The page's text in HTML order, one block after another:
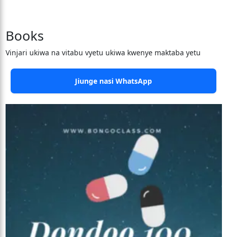
Books
Vinjari ukiwa na vitabu vyetu ukiwa kwenye maktaba yetu
Jiunge nasi WhatsApp